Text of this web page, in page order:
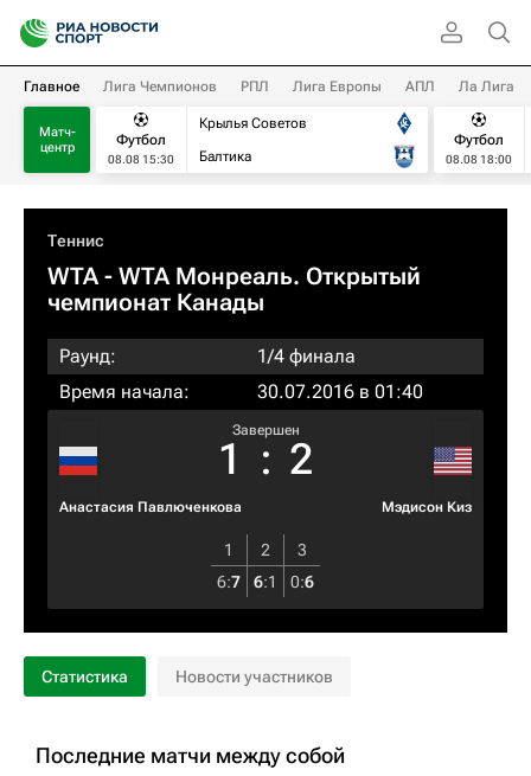
Главное Лига Чемпионов РПЛ Лига Европы АПЛ Ла Лига
Матч-
центр
Футбол
08.08 15:30
Крылья Советов
Балтика
Футбол
08.08 18:00
Теннис
WTA- WTA Монреаль. Открытый
чемпионат Канады
Раунд:
1/4 финала
Время начала:
30.07.2016 в 01:40
Анастасия Павлюченкова
Завершен
1 : 2
Мэдисон Киз
1 2
3
6:7 6:1 0:6
Статистика Новости участников
Последние матчи между собой